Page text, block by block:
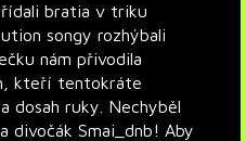
bratia v triku
songy rozhýbali
nám přivodila
kteří tentokráte
dosah ruky. Nechyběl
divočák Smai_dnb! Aby